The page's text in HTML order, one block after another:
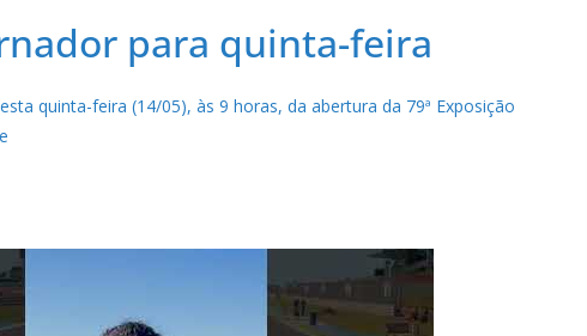
para quinta-feira
quinta-feira (14/05), às 9 horas, da abertura da 79ª Exposição